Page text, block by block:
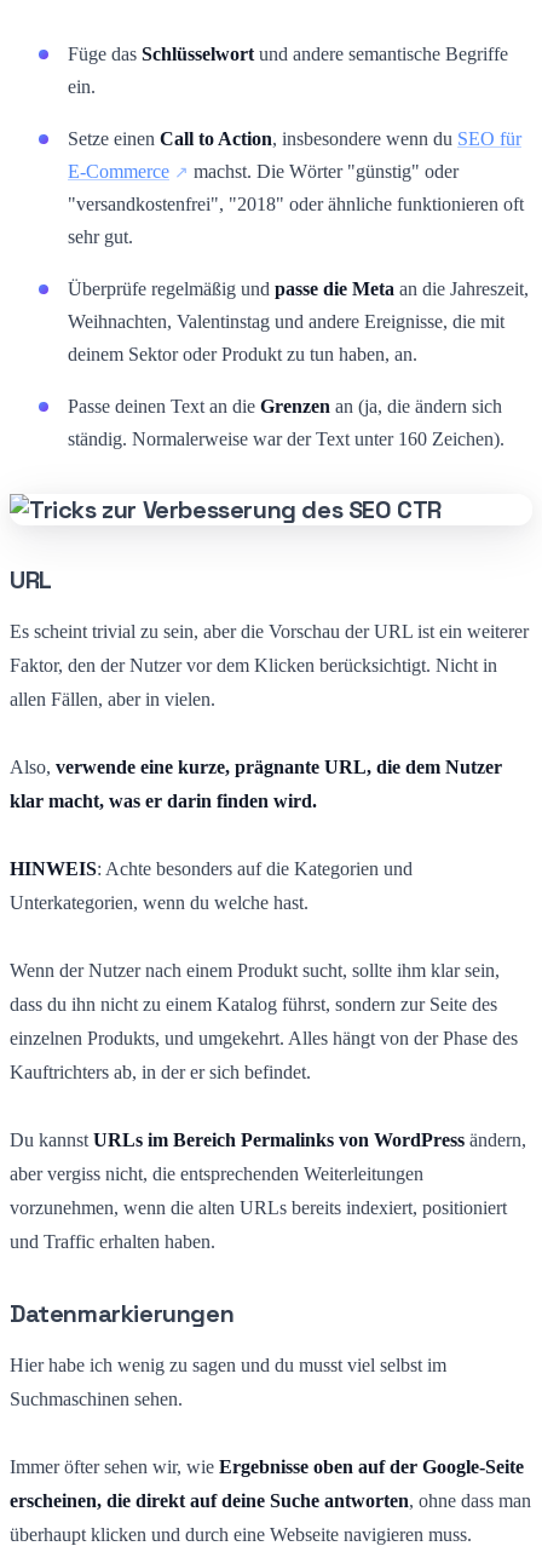
Füge das Schlüsselwort und andere semantische Begriffe
ein.
Setze einen Call to Action, insbesondere wenn du SEO für
E-Commerce
machst. Die Wörter "günstig" oder
"versandkostenfrei", "2018" oder ähnliche funktionieren oft
sehr gut.
Überprüfe regelmäßig und passe die Meta an die Jahreszeit,
Weihnachten, Valentinstag und andere Ereignisse, die mit
deinem Sektor oder Produkt zu tun haben, an.
Passe deinen Text an die Grenzen an (ja, die ändern sich
ständig. Normalerweise war der Text unter 160 Zeichen).
URL
Es scheint trivial zu sein, aber die Vorschau der URL ist ein weiterer
Faktor, den der Nutzer vor dem Klicken berücksichtigt. Nicht in
allen Fällen, aber in vielen.
Also, verwende eine kurze, prägnante URL, die dem Nutzer
klar macht, was er darin finden wird.
HINWEIS: Achte besonders auf die Kategorien und
Unterkategorien, wenn du welche hast.
Wenn der Nutzer nach einem Produkt sucht, sollte ihm klar sein,
dass du ihn nicht zu einem Katalog führst, sondern zur Seite des
einzelnen Produkts, und umgekehrt. Alles hängt von der Phase des
Kauftrichters ab, in der er sich befindet.
Du kannst URLs im Bereich Permalinks von WordPress ändern,
aber vergiss nicht, die entsprechenden Weiterleitungen
vorzunehmen, wenn die alten URLs bereits indexiert, positioniert
und Traffic erhalten haben.
Datenmarkierungen
Hier habe ich wenig zu sagen und du musst viel selbst im
Suchmaschinen sehen.
Immer öfter sehen wir, wie Ergebnisse oben auf der Google-Seite
erscheinen, die direkt auf deine Suche antworten, ohne dass man
überhaupt klicken und durch eine Webseite navigieren muss.